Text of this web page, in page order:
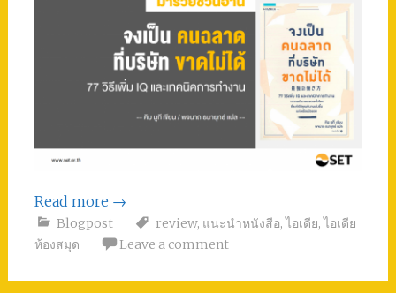
Read more →
Blogpost review, แนะนำหนังสือ,ไอเดีย,ไอเดีย
ห้องสมุด
Leave a comment